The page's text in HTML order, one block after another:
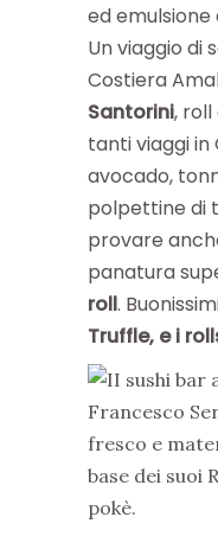
ed
Un viaggio di
Costiera
Santorini,
tanti viaggi in
avocado,
polpettine di
provare
panatura
roll.
Truffle, e i